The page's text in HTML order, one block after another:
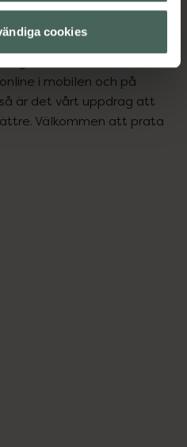
cookies
Du hittar oss från Skåne i
i mobilen och på
är det vårt uppdrag att
Välkommen att prata